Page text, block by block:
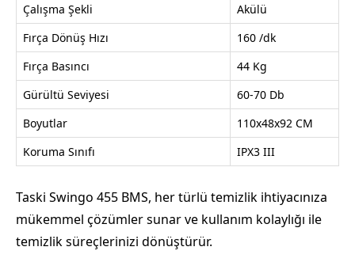
Çalışma Şekli
Akülü
Fırça Dönüş Hızı
160 /dk
Fırça Basıncı
44 Kg
Gürültü Seviyesi
60-70 Db
Boyutlar
110x48x92 CM
Koruma Sınıfı
IPX3 III
Taski Swingo 455 BMS, her türlü temizlik ihtiyacınıza
mükemmel çözümler sunar ve kullanım kolaylığı ile
temizlik süreçlerinizi dönüştürür.